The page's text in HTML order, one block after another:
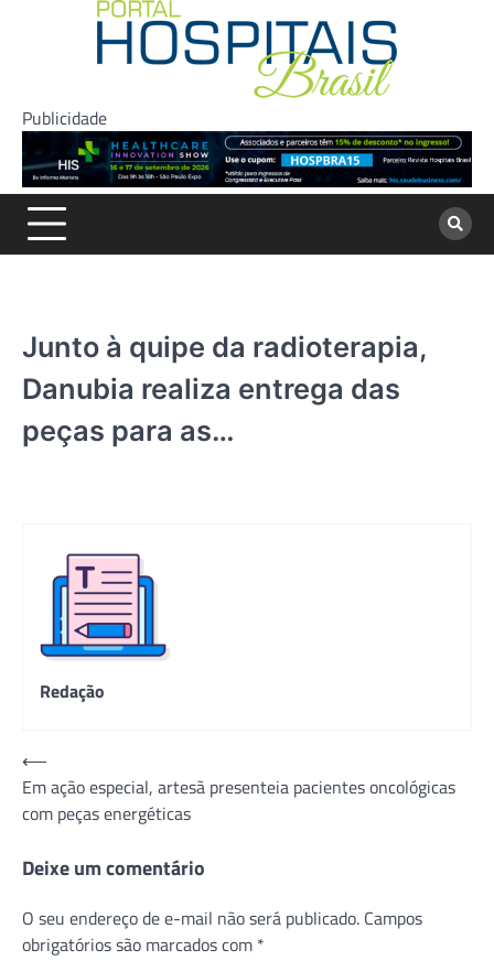
Publicidade
Junto à quipe da radioterapia,
Danubia realiza entrega das
peças para as…
Redação
Navegação
de
Post
⟵
Em ação especial, artesã presenteia pacientes oncológicas
com peças energéticas
Deixe um comentário
O seu endereço de e-mail não será publicado. Campos
obrigatórios são marcados com *